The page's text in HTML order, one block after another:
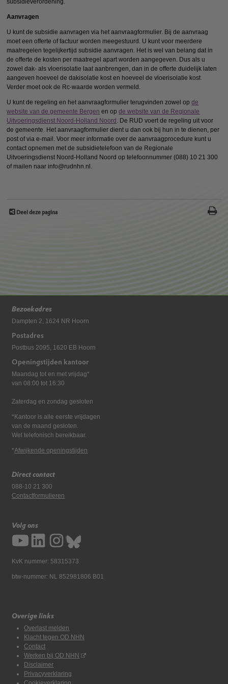
subsidieverordening.
Aanvragen
U kunt de subsidie aanvragen via het aanvraagformulier. Bij de aanvraag
moet een offerte of factuur worden meegestuurd. U kunt voor meerdere
maatregelen tegelijkertijd subsidie aanvragen. Het is wel van belang dat in
de offerte de kosten per maatregel apart worden aangegeven. Dus als u
zowel dak- als vloerisolatie laat aanbrengen, dan in de offerte duidelijk laten
aangeven hoeveel de dakisolatie kost en hoeveel de vloerisolatie kost.
Verder moet ook de Rc-waarde worden vermeld.
U kunt de regeling en het aanvraagformulier terugvinden zowel opde
website van de gemeente Bergen en opde website van de Regionale
Uitvoeringsdienst Noord-Holland Noord . De RUD voert de regeling uit voor
de gemeente. Het aanvraagformulier dient u dan ook bij hun in te dienen, per
post of via e-mail. Voor meer informatie over de aanvraagprocedure kunt u
contact opnemen met de subsidietelefoon van de Regionale
Uitvoeringsdienst Noord-Holland Noord op telefoonnummer (088) 10 21 300
of mailen naar info@rudnhn.nl.
Deel deze pagina
Bezoekadres
Dampten 2, 1624 NR Hoorn
Postadres
Postbus 2095, 1620 EB Hoorn
Openingstijden kantoor
Maandag tot en met vrijdag*
van 08:00 tot 16:30
Zaterdag en zondag gesloten
*Kantoor is alle eerste vrijdagen
van de maand gesloten.
Wel telefonisch bereikbaar.
*Afwijkende openingstijden
Direct contact
088-10 21 300
Contactformulieren
Volg ons
KvK nummer: 58315373
btw-nummer: NL 852981806 B01
Overige links
Overlast melden
Klacht tegen OD NHN
Contact
Werken bij OD NHN
Disclaimer
Privacyverklaring